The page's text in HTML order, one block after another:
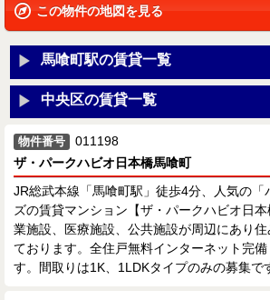
この物件の地図を見る
馬喰町駅の賃貸一覧
中央区の賃貸一覧
物件番号
011198
ザ・パークハビオ日本橋馬喰町
JR総武本線「馬喰町駅」徒歩4分、人気の「
ズの賃貸マンション【ザ・パークハビオ日
業施設、医療施設、公共施設が周辺にあり
ております。全住戸無料インターネット完
す。間取りは1K、1LDKタイプのみの募集で